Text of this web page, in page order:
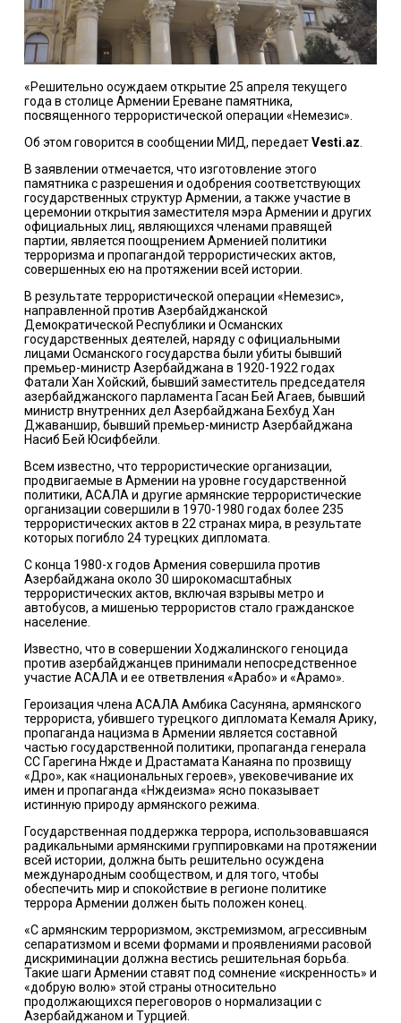
«Решительно осуждаем открытие 25 апреля текущего
года в столице Армении Ереване памятника,
посвященного террористической операции «Немезис».
Об этом говорится в сообщении МИД, передаетVesti.az.
В заявлении отмечается, что изготовление этого
памятника с разрешения и одобрения соответствующих
государственных структур Армении, а также участие в
церемонии открытия заместителя мэра Армении и других
официальных лиц, являющихся членами правящей
партии, является поощрением Арменией политики
терроризма и пропагандой террористических актов,
совершенных ею на протяжении всей истории.
В результате террористической операции «Немезис»,
направленной против Азербайджанской
Демократической Республики и Османских
государственных деятелей, наряду с официальными
лицами Османского государства были убиты бывший
премьер-министр Азербайджана в 1920-1922 годах
Фатали Хан Хойский, бывший заместитель председателя
азербайджанского парламента Гасан Бей Агаев, бывший
министр внутренних дел Азербайджана Бехбуд Хан
Джаваншир, бывший премьер-министр Азербайджана
Насиб Бей Юсифбейли.
Всем известно, что террористические организации,
продвигаемые в Армении на уровне государственной
политики, АСАЛА и другие армянские террористические
организации совершили в 1970-1980 годах более 235
террористических актов в 22 странах мира, в результате
которых погибло 24 турецких дипломата.
С конца 1980-х годов Армения совершила против
Азербайджана около 30 широкомасштабных
террористических актов, включая взрывы метро и
автобусов, а мишенью террористов стало гражданское
население.
Известно, что в совершении Ходжалинского геноцида
против азербайджанцев принимали непосредственное
участие АСАЛА и ее ответвления «Арабо» и «Арамо».
Героизация члена АСАЛА Амбика Сасуняна, армянского
террориста, убившего турецкого дипломата Кемаля Арику,
пропаганда нацизма в Армении является составной
частью государственной политики, пропаганда генерала
СС Гарегина Нжде и Драстамата Канаяна по прозвищу
«Дро», как «национальных героев», увековечивание их
имен и пропаганда «Нждеизма» ясно показывает
истинную природу армянского режима.
Государственная поддержка террора, использовавшаяся
радикальными армянскими группировками на протяжении
всей истории, должна быть решительно осуждена
международным сообществом, и для того, чтобы
обеспечить мир и спокойствие в регионе политике
террора Армении должен быть положен конец.
«С армянским терроризмом, экстремизмом, агрессивным
сепаратизмом и всеми формами и проявлениями расовой
дискриминации должна вестись решительная борьба.
Такие шаги Армении ставят под сомнение «искренность» и
«добрую волю» этой страны относительно
продолжающихся переговоров о нормализации с
Азербайджаном и Турцией.